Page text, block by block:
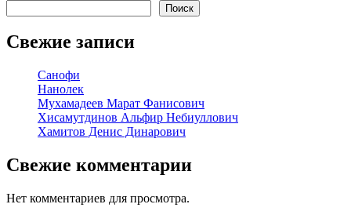
Поиск
Свежие записи
Cанофи
Нанолек
Мухамадеев Марат Фанисович
Хисамутдинов Альфир Небиуллович
Хамитов Денис Динарович
Свежие комментарии
Нет комментариев для просмотра.